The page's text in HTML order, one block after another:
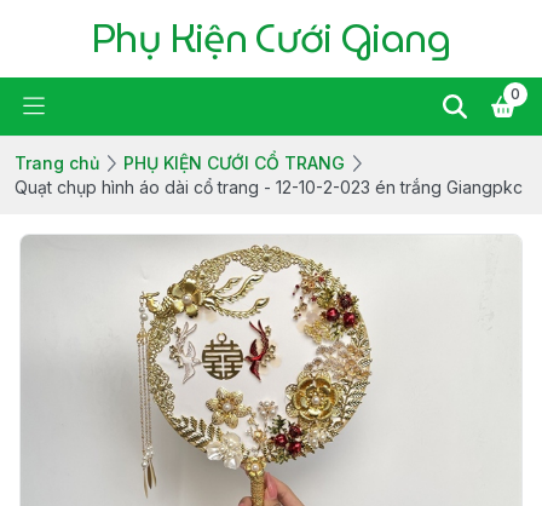
Phụ Kiện Cưới Giang
0
Trang chủ
PHỤ KIỆN CƯỚI CỔ TRANG
Quạt chụp hình áo dài cổ trang - 12-10-2-023 én trắng Giangpkc